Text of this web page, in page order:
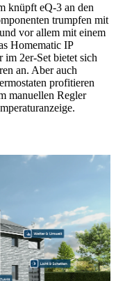
knüpft eQ-3 an den
trumpfen mit
vor allem mit einem
Homematic IP
im 2er-Set bietet sich
an. Aber auch
profitieren
manuellen Regler